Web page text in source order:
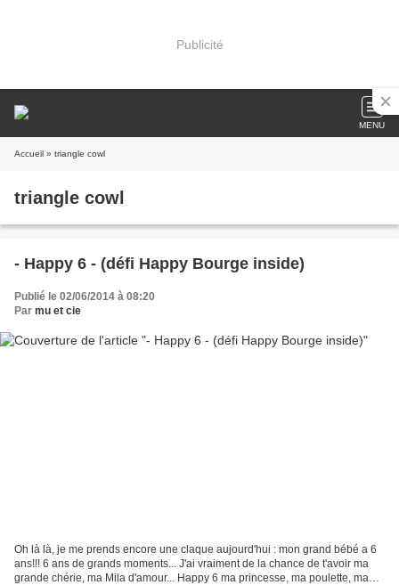
Publicité
MENU
Accueil » triangle cowl
triangle cowl
- Happy 6 - (défi Happy Bourge inside)
Publié le 02/06/2014 à 08:20
Par mu et cie
Oh là là, je me prends encore une claque aujourd'hui : mon grand bébé a 6
ans!!! 6 ans de grands moments... J'ai vraiment de la chance de t'avoir ma
grande chérie, ma Mila d'amour... Happy 6 ma princesse, ma poulette, ma